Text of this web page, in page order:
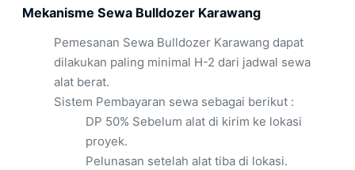
Mekanisme Sewa Bulldozer Karawang
Pemesanan Sewa Bulldozer Karawang dapat
dilakukan paling minimal H-2 dari jadwal sewa
alat berat.
Sistem Pembayaran sewa sebagai berikut :
DP 50% Sebelum alat di kirim ke lokasi
proyek.
Pelunasan setelah alat tiba di lokasi.